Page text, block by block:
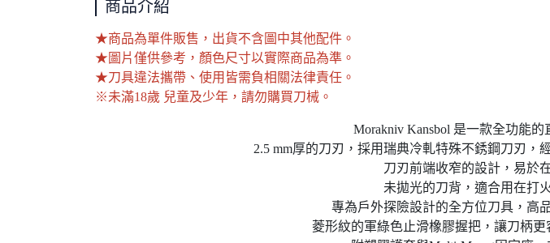
商品介紹
★商品為單件販售，出貨不含圖中其他配件。
★圖片僅供參考，顏色尺寸以實際商品為準。
★刀具違法攜帶、使用皆需負相關法律責任。
※未滿18歲 兒童及少年，請勿購買刀械。
Morakniv Kansbol 是一款全功能
2.5 mm厚的刀刃，採用瑞典冷軋特殊不銹鋼刀刃，
刀刃前端收窄的設計，易於
未拋光的刀背，適合用在打
專為戶外探險設計的全方位刀具，高
菱形紋的軍綠色止滑橡膠握把，讓刀柄